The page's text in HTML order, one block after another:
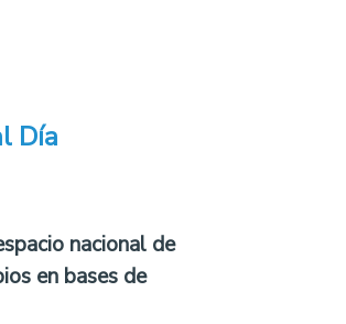
Día
nacional de
en bases de